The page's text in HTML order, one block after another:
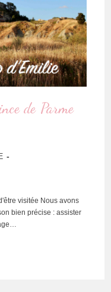
de Parme
visitée Nous avons
bien précise : assister